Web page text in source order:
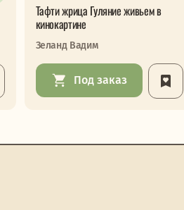
Тафти жрица Гуляние живьем в
кинокартине
Зеланд Вадим
Под заказ